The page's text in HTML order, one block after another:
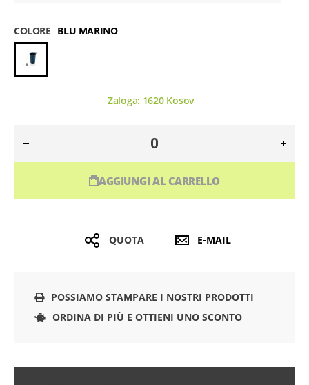
COLORE BLU MARINO
Zaloga: 1620Kosov
AGGIUNGI AL CARRELLO
QUOTA E-MAIL
POSSIAMO STAMPARE I NOSTRI PRODOTTI
ORDINA DI PIÙ E OTTIENI UNO SCONTO